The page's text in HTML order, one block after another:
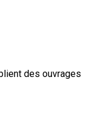
des ouvrages